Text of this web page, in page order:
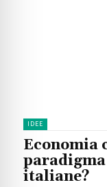
IDEE
Economia
italiane?